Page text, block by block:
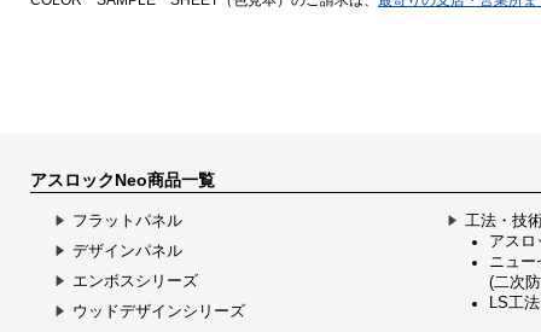
アスロックNeo商品一覧
フラットパネル
デザインパネル
エンボスシリーズ
ウッドデザインシリーズ
工法・技
アスロ
ニュー
(二次
LS工法